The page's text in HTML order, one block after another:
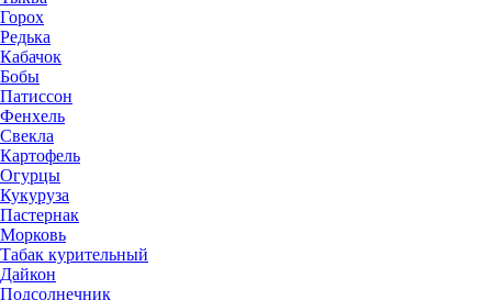
Горох
Редька
Кабачок
Бобы
Патиссон
Фенхель
Свекла
Картофель
Огурцы
Кукуруза
Пастернак
Морковь
Табак курительный
Дайкон
Подсолнечник